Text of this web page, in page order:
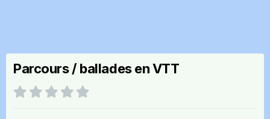
Parcours / ballades en VTT